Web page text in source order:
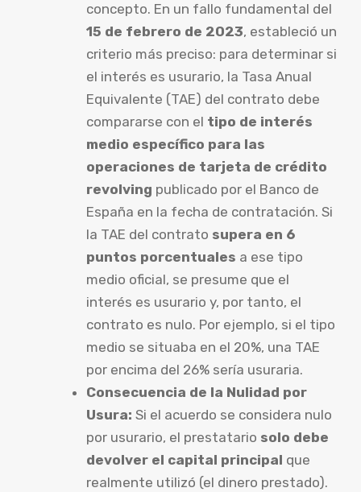
concepto. En un fallo fundamental del
15 de febrero de 2023, estableció un
criterio más preciso: para determinar si
el interés es usurario, la Tasa Anual
Equivalente (TAE) del contrato debe
compararse con el tipo de interés
medio específico para las
operaciones de tarjeta de crédito
revolving publicado por el Banco de
España en la fecha de contratación. Si
la TAE del contrato supera en 6
puntos porcentuales a ese tipo
medio oficial, se presume que el
interés es usurario y, por tanto, el
contrato es nulo. Por ejemplo, si el tipo
medio se situaba en el 20%, una TAE
por encima del 26% sería usuraria.
Consecuencia de la Nulidad por
Usura: Si el acuerdo se considera nulo
por usurario, el prestatario solo debe
devolver el capital principal que
realmente utilizó (el dinero prestado).